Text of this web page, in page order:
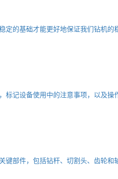
的基础才能更好地保证我们钻机的
记设备使用中的注意事项，以及操
件，包括钻杆、切割头、齿轮和